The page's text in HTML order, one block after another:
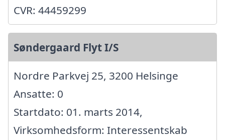
CVR: 44459299
Søndergaard Flyt I/S
Nordre Parkvej 25, 3200 Helsinge
Ansatte: 0
Startdato: 01. marts 2014,
Virksomhedsform: Interessentskab